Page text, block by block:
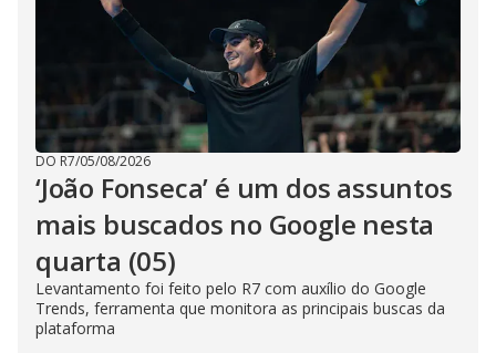
d
e
o
DO R7/05/08/2026
‘João Fonseca’ é um dos assuntos
mais buscados no Google nesta
quarta (05)
Levantamento foi feito pelo R7 com auxílio do Google
Trends, ferramenta que monitora as principais buscas da
plataforma